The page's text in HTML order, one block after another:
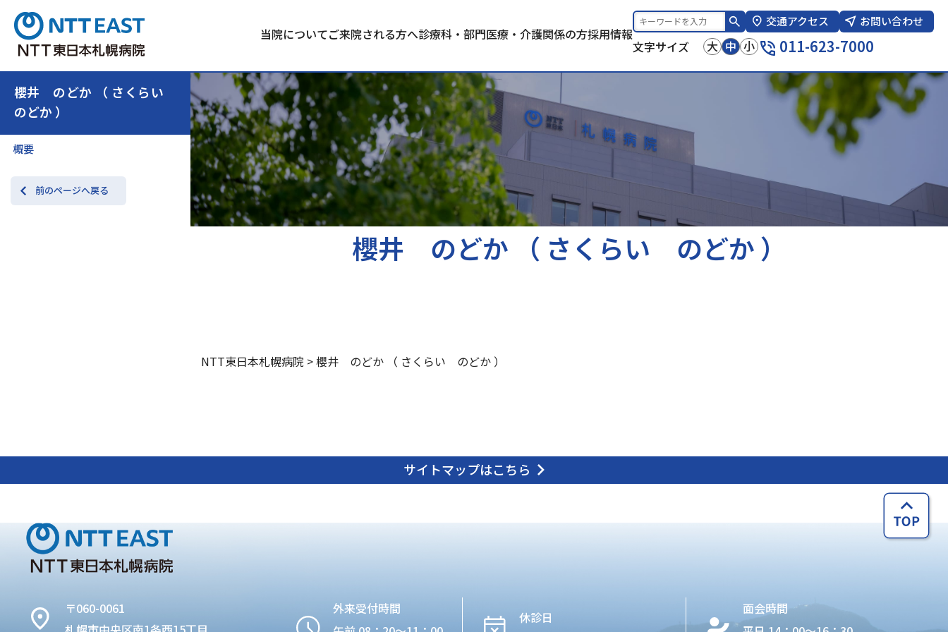
当院についてご来院される方へ診療科・部門医療・介護関係の方採用情報
交通アクセス お問い合わせ
文字サイズ 大 中 小 011-623-7000
櫻井 のどか （ さくらい
のどか ）
概要
前のページへ戻る
櫻井 のどか （ さくらい のどか ）
NTT東日本札幌病院 >櫻井 のどか （ さくらい のどか ）
サイトマップはこちら
〒060-0061
外来受付時間
休診日
面会時間